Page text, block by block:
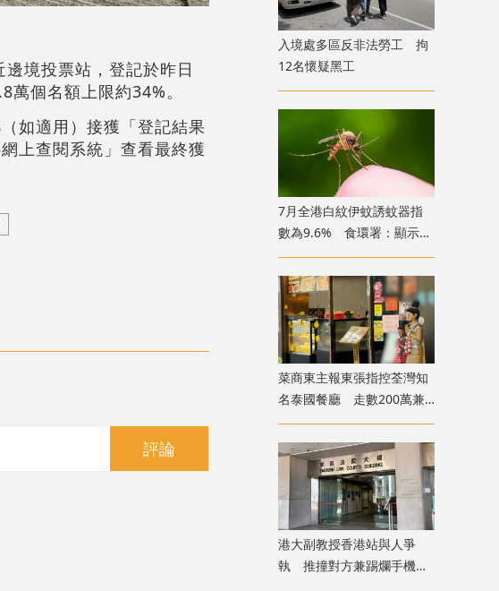
境投票站，登記於昨日
個名額上限約34%。
如適用）接獲「登記結果
上查閱系統」查看最終獲
評論
入境處多區反非法勞工 拘
12名懷疑黑工
7月全港白紋伊蚊誘蚊器指
數為9.6% 食環署：顯示分
布情況頗為廣泛
菜商東主報東張指控荃灣知
名泰國餐廳 走數200萬兼
呃政府2000萬擔保貸款
港大副教授香港站與人爭
執 推撞對方兼踢爛手機